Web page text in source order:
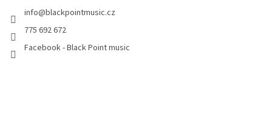
info@blackpointmusic.cz
775 692 672
Facebook - Black Point music